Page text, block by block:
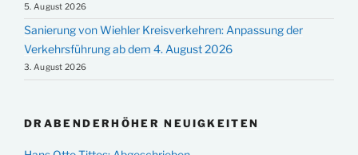
5. August 2026
Sanierung von Wiehler Kreisverkehren: Anpassung der
Verkehrsführung ab dem 4. August 2026
3. August 2026
DRABENDERHÖHER NEUIGKEITEN